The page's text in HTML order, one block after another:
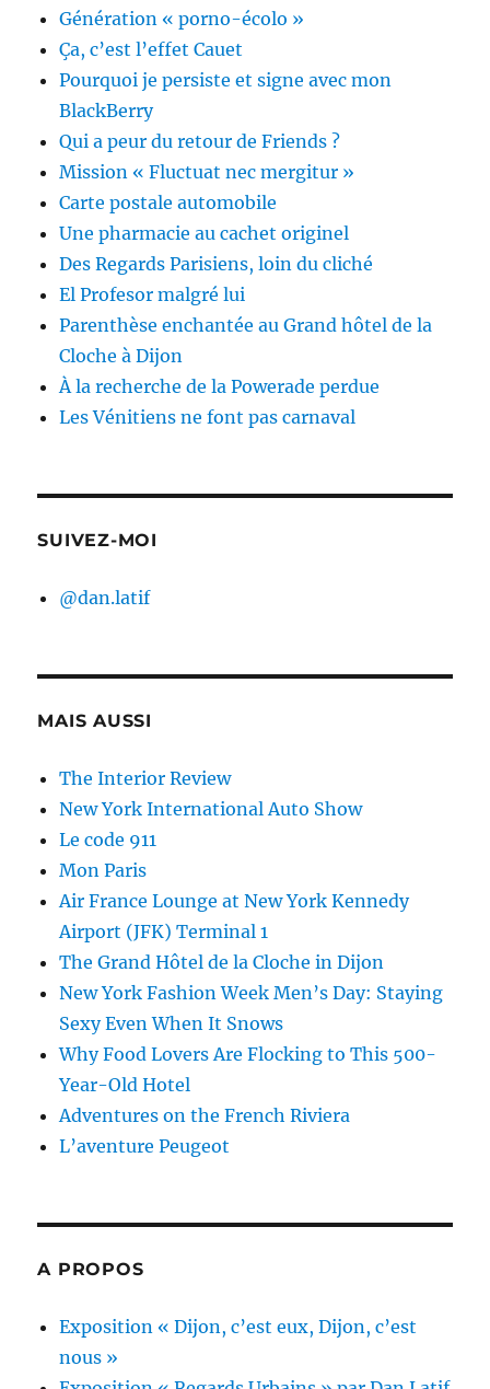
Génération « porno-écolo »
Ça, c’est l’effet Cauet
Pourquoi je persiste et signe avec mon
BlackBerry
Qui a peur du retour de Friends ?
Mission « Fluctuat nec mergitur »
Carte postale automobile
Une pharmacie au cachet originel
Des Regards Parisiens, loin du cliché
El Profesor malgré lui
Parenthèse enchantée au Grand hôtel de la
Cloche à Dijon
À la recherche de la Powerade perdue
Les Vénitiens ne font pas carnaval
SUIVEZ-MOI
@dan.latif
MAIS AUSSI
The Interior Review
New York International Auto Show
Le code 911
Mon Paris
Air France Lounge at New York Kennedy
Airport (JFK) Terminal 1
The Grand Hôtel de la Cloche in Dijon
New York Fashion Week Men’s Day: Staying
Sexy Even When It Snows
Why Food Lovers Are Flocking to This 500-
Year-Old Hotel
Adventures on the French Riviera
L’aventure Peugeot
A PROPOS
Exposition « Dijon, c’est eux, Dijon, c’est
nous »